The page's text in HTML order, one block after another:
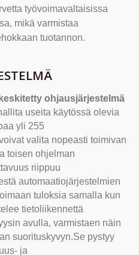
työvoimavaltaisissa
mikä varmistaa
tuotannon.
ohjausjärjestelmä
useita käytössä olevia
yli 255
valita nopeasti toimivan
toisen ohjelman
riippuu
automaatiojärjestelmien
tuloksia samalla kun
tietoliikennettä
avulla, varmistaen näin
suorituskyvyn.Se pystyy
ja